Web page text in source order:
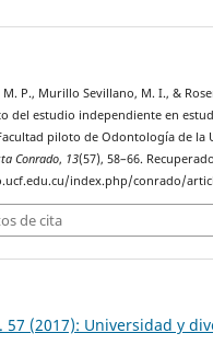
P., Murillo Sevillano, M. I., &
del estudio independiente en
piloto de Odontología de la
Conrado, 13(57), 58–66.
index.php/conrado/
de cita
57 (2017): Universidad y